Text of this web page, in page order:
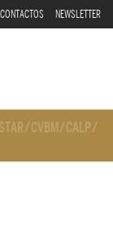
CONTACTOS NEWSLETTER
/CVBM/CALP/